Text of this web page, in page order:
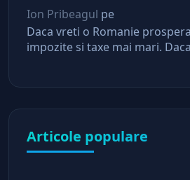
Ion Pribeagul pe
Daca vreti o Romanie
impozite si taxe mai mari.
Articole populare